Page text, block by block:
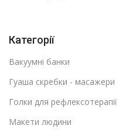
Категорії
Вакуумні банки
Гуаша скребки - масажери
Голки для рефлексотерапії
Макети людини